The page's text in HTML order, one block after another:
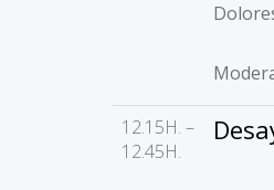
12.15H. –
12.45H.